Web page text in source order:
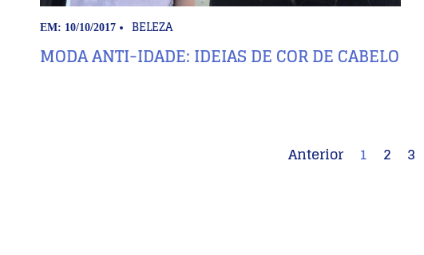
EM: 10/10/2017 BELEZA
MODA ANTI-IDADE: IDEIAS DE COR DE CABELO
Anterior 1 2 3